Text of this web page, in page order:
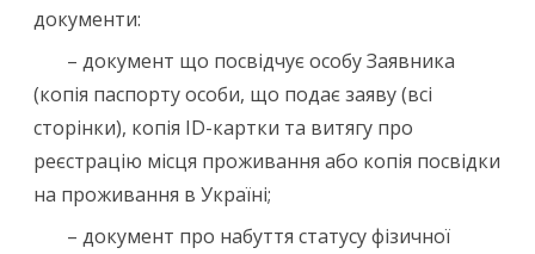
документи:
– документ що посвідчує особу Заявника
(копія паспорту особи, що подає заяву (всі
сторінки), копія ID-картки та витягу про
реєстрацію місця проживання або копія посвідки
на проживання в Україні;
– документ про набуття статусу фізичної